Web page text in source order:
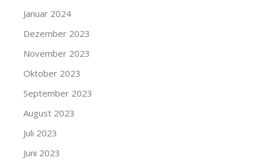
Januar 2024
Dezember 2023
November 2023
Oktober 2023
September 2023
August 2023
Juli 2023
Juni 2023